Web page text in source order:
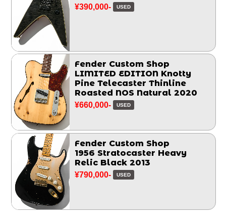
¥390,000- USED
Fender Custom Shop
LIMITED EDITION Knotty
Pine Telecaster Thinline
Roasted NOS Natural 2020
¥660,000- USED
Fender Custom Shop
1956 Stratocaster Heavy
Relic Black 2013
¥790,000- USED